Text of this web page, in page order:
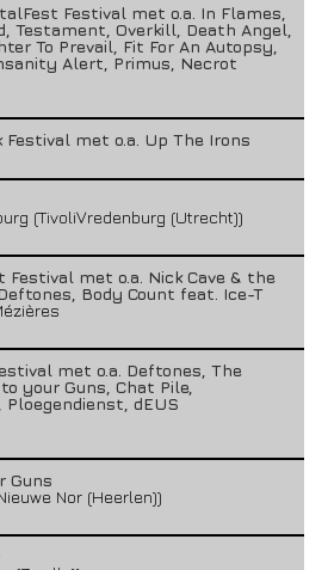
Festival met o.a. In Flames,
Testament, Overkill, Death Angel,
To Prevail, Fit For An Autopsy,
Alert, Primus, Necrot
Festival met o.a. Up The Irons
(TivoliVredenburg (Utrecht))
Festival met o.a. Nick Cave & the
Body Count feat. Ice-T
met o.a. Deftones, The
your Guns, Chat Pile,
Ploegendienst, dEUS
Guns
Nor (Heerlen))